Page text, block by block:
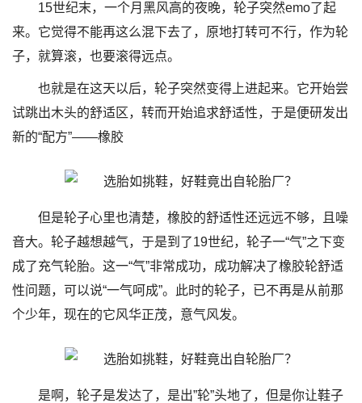
15世纪末，一个月黑风高的夜晚，轮子突然emo了起
来。它觉得不能再这么混下去了，原地打转可不行，作为轮
子，就算滚，也要滚得远点。
也就是在这天以后，轮子突然变得上进起来。它开始尝
试跳出木头的舒适区，转而开始追求舒适性，于是便研发出
新的“配方”——橡胶
但是轮子心里也清楚，橡胶的舒适性还远远不够，且噪
音大。轮子越想越气，于是到了19世纪，轮子一“气”之下变
成了充气轮胎。这一“气”非常成功，成功解决了橡胶轮舒适
性问题，可以说“一气呵成”。此时的轮子，已不再是从前那
个少年，现在的它风华正茂，意气风发。
是啊，轮子是发达了，是出”轮”头地了，但是你让鞋子